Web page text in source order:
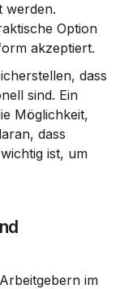
werden.
Option
akzeptiert.
dass
sind. Ein
Möglichkeit,
dass
ist, um
im